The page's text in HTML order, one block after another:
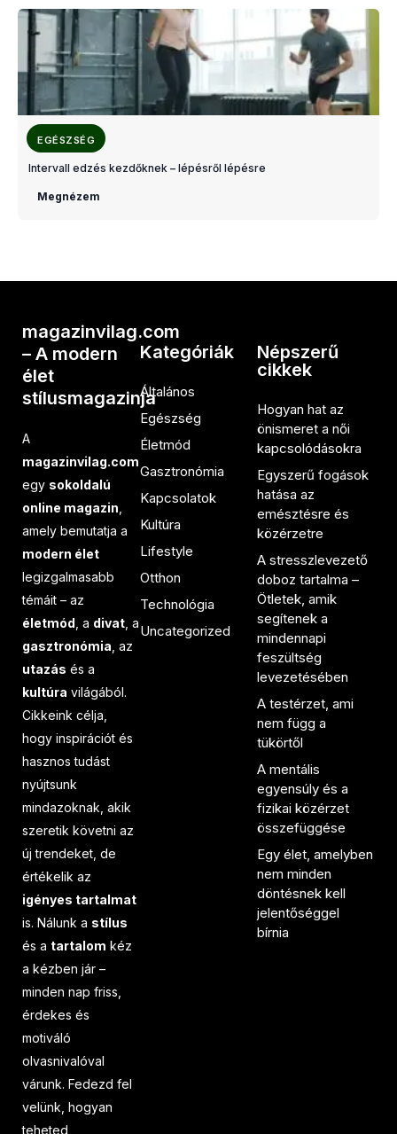
EGÉSZSÉG
Intervall edzés kezdőknek – lépésről lépésre
Megnézem
magazinvilag.com
– A modern
élet
stílusmagazinja
A
magazinvilag.com
egy sokoldalú
online magazin
amely bemutatja a
modern élet
legizgalmasabb
témáit – az
életmód , a divat , a
gasztronómia , az
utazás és a
kultúra világából.
Cikkeink célja,
hogy inspirációt és
hasznos tudást
nyújtsunk
mindazoknak, akik
szeretik követni az
új trendeket, de
értékelik az
igényes tartalmat
is. Nálunk a stílus
és a tartalom kéz
a kézben jár –
minden nap friss,
érdekes és
motiváló
olvasnivalóval
várunk. Fedezd fel
velünk, hogyan
teheted
Kategóriák
Általános
Egészség
Életmód
Gasztronómia
Kapcsolatok
Kultúra
Lifestyle
Otthon
Technológia
Uncategorized
Népszerű
cikkek
Hogyan hat az
önismeret a női
kapcsolódásokra
Egyszerű fogások
hatása az
emésztésre és
közérzetre
A stresszlevezető
doboz tartalma –
Ötletek, amik
segítenek a
mindennapi
feszültség
levezetésében
A testérzet, ami
nem függ a
tükörtől
A mentális
egyensúly és a
fizikai közérzet
összefüggése
Egy élet, amelyben
nem minden
döntésnek kell
jelentőséggel
bírnia